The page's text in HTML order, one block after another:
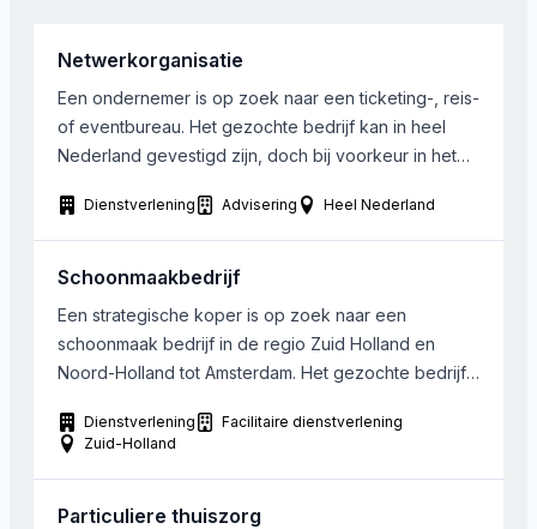
Netwerkorganisatie
Een ondernemer is op zoek naar een ticketing-, reis-
of eventbureau. Het gezochte bedrijf kan in heel
Nederland gevestigd zijn, doch bij voorkeur in het
Dienstverlening Advisering Heel Nederland
Schoonmaakbedrijf
Een strategische koper is op zoek naar een
schoonmaak bedrijf in de regio Zuid Holland en
Noord-Holland tot Amsterdam. Het gezochte bedrijf
2.000.000.
Dienstverlening
Facilitaire dienstverlening
Zuid-Holland
Particuliere thuiszorg